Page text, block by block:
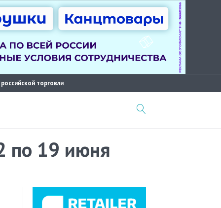
торговли
по 19 июня